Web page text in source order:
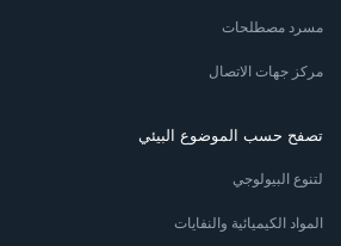
مسرد مصطلحات
مركز جهات الاتصال
تصفح حسب الموضوع البيئي
لتنوع البيولوجي
المواد الكيميائية والنفايات